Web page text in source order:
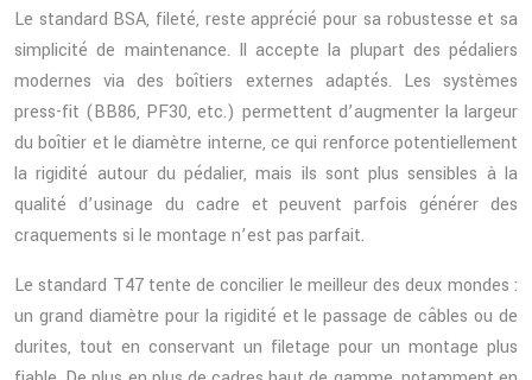
Le standard BSA, fileté, reste apprécié pour sa robustesse et sa
simplicité de maintenance. Il accepte la plupart des pédaliers
modernes via des boîtiers externes adaptés. Les systèmes
press-fit (BB86, PF30, etc.) permettent d’augmenter la largeur
du boîtier et le diamètre interne, ce qui renforce potentiellement
la rigidité autour du pédalier, mais ils sont plus sensibles à la
qualité d’usinage du cadre et peuvent parfois générer des
craquements si le montage n’est pas parfait.
Le standard T47 tente de concilier le meilleur des deux mondes :
un grand diamètre pour la rigidité et le passage de câbles ou de
durites, tout en conservant un filetage pour un montage plus